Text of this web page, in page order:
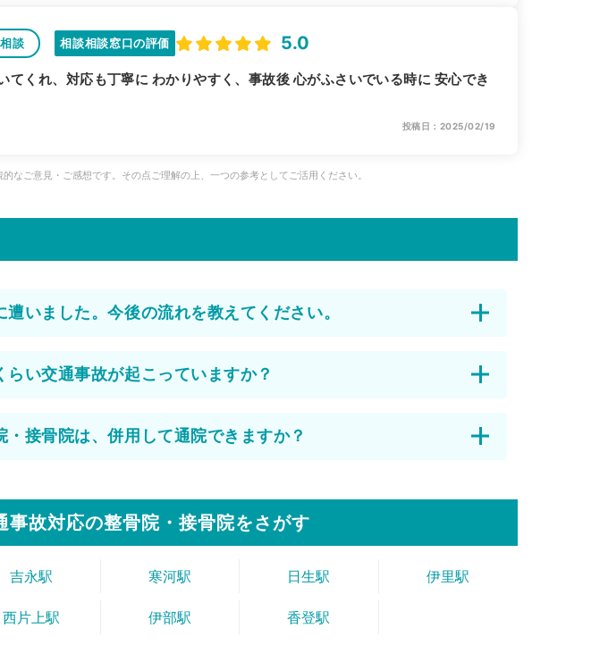
談 相談相談窓口の評価 5.0
てくれ、対応も丁寧に わかりやすく、事故後 心がふさいでいる時に 安心でき
投稿日：2025/02/19
なご意見・ご感想です。その点ご理解の上、一つの参考としてご活用ください。
いました。今後の流れを教えてください。
らい交通事故が起こっていますか？
・接骨院は、併用して通院できますか？
事故対応の整骨院・接骨院をさがす
吉永駅 寒河駅 日生駅 伊里駅
西片上駅 伊部駅 香登駅